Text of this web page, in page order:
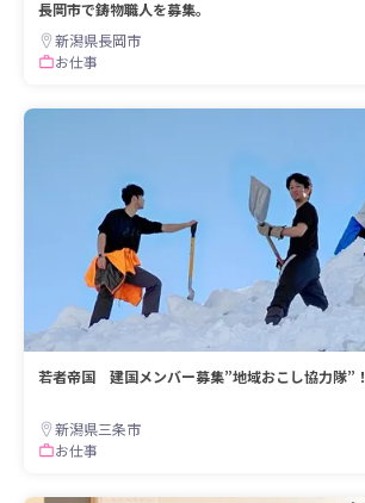
長岡市で鋳物職人を募集。
新潟県長岡市
お仕事
若者帝国 建国メンバー募集”地域おこし協力隊”！
新潟県三条市
お仕事